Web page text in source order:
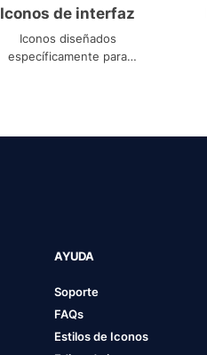
Iconos de interfaz
Iconos diseñados
específicamente para
AYUDA
Soporte
FAQs
Estilos de Iconos